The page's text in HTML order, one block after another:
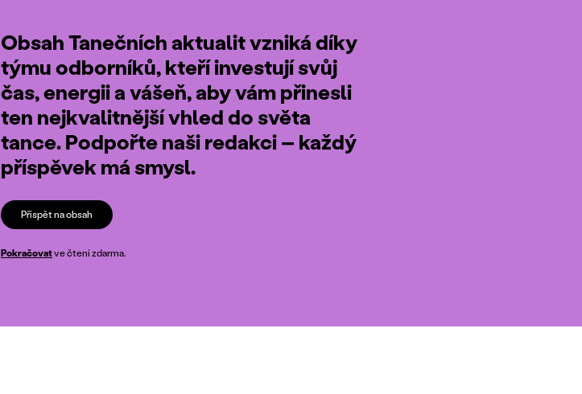
Obsah Tanečních aktualit vzniká díky
týmu odborníků, kteří investují svůj
čas, energii a vášeň, aby vám přinesli
ten nejkvalitnější vhled do světa
tance. Podpořte naši redakci – každý
příspěvek má smysl.
Přispět na obsah
Pokračovatve čtení zdarma.